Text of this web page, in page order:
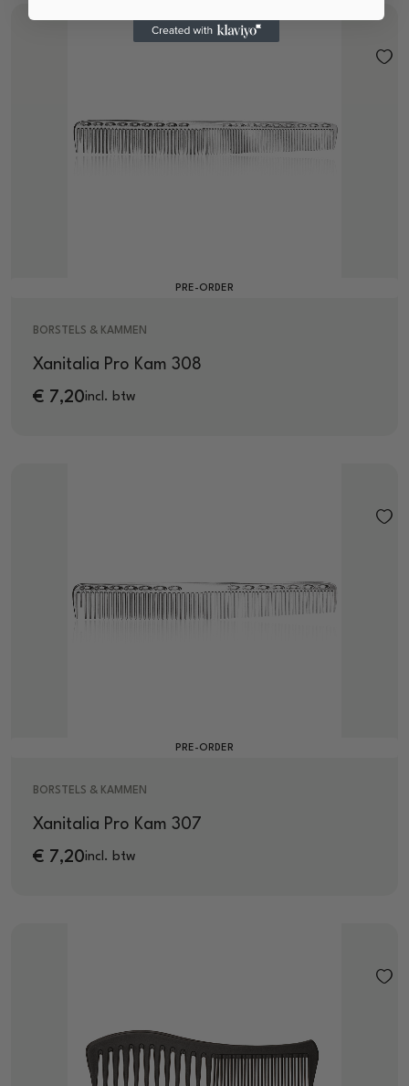
PRE-ORDER
BORSTELS & KAMMEN
Xanitalia Pro Kam 308
€ 7,20incl. btw
PRE-ORDER
BORSTELS & KAMMEN
Xanitalia Pro Kam 307
€ 7,20incl. btw